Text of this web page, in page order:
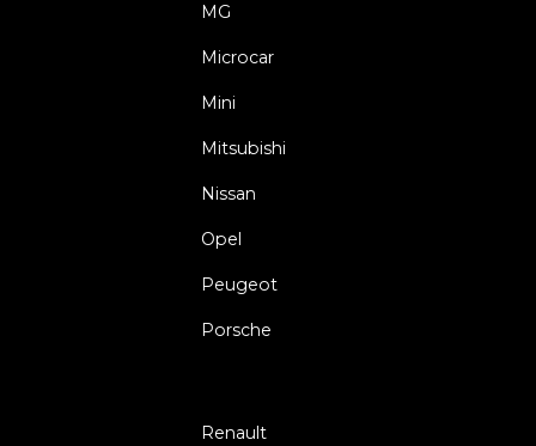
MG
Microcar
Mini
Mitsubishi
Nissan
Opel
Peugeot
Porsche
Renault